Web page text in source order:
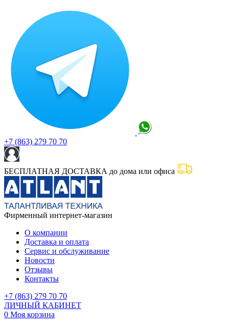
+7 (863) 279 70 70
БЕСПЛАТНАЯ ДОСТАВКА до дома или офиса
Фирменный интернет-магазин
О компании
Доставка и оплата
Сервис и обслуживание
Новости
Отзывы
Контакты
+7 (863) 279 70 70
ЛИЧНЫЙ КАБИНЕТ
0 Моя корзина